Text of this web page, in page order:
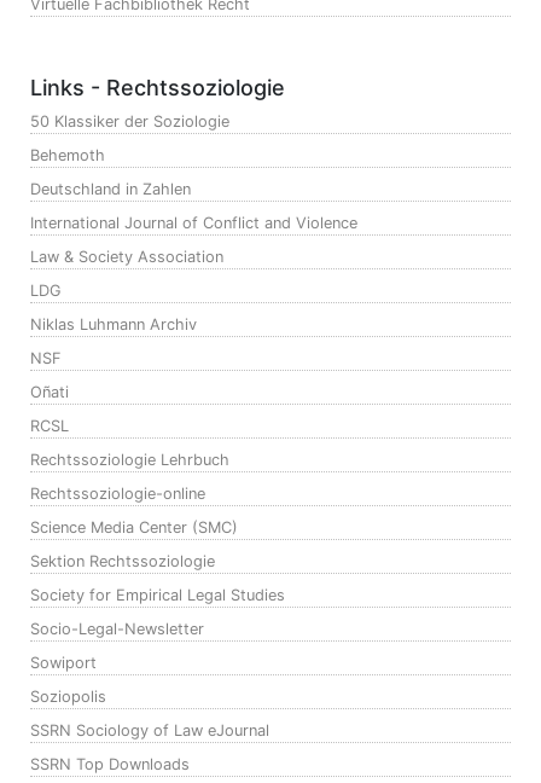
Virtuelle Fachbibliothek Recht
Links - Rechtssoziologie
50 Klassiker der Soziologie
Behemoth
Deutschland in Zahlen
International Journal of Conflict and Violence
Law & Society Association
LDG
Niklas Luhmann Archiv
NSF
Oñati
RCSL
Rechtssoziologie Lehrbuch
Rechtssoziologie-online
Science Media Center (SMC)
Sektion Rechtssoziologie
Society for Empirical Legal Studies
Socio-Legal-Newsletter
Sowiport
Soziopolis
SSRN Sociology of Law eJournal
SSRN Top Downloads